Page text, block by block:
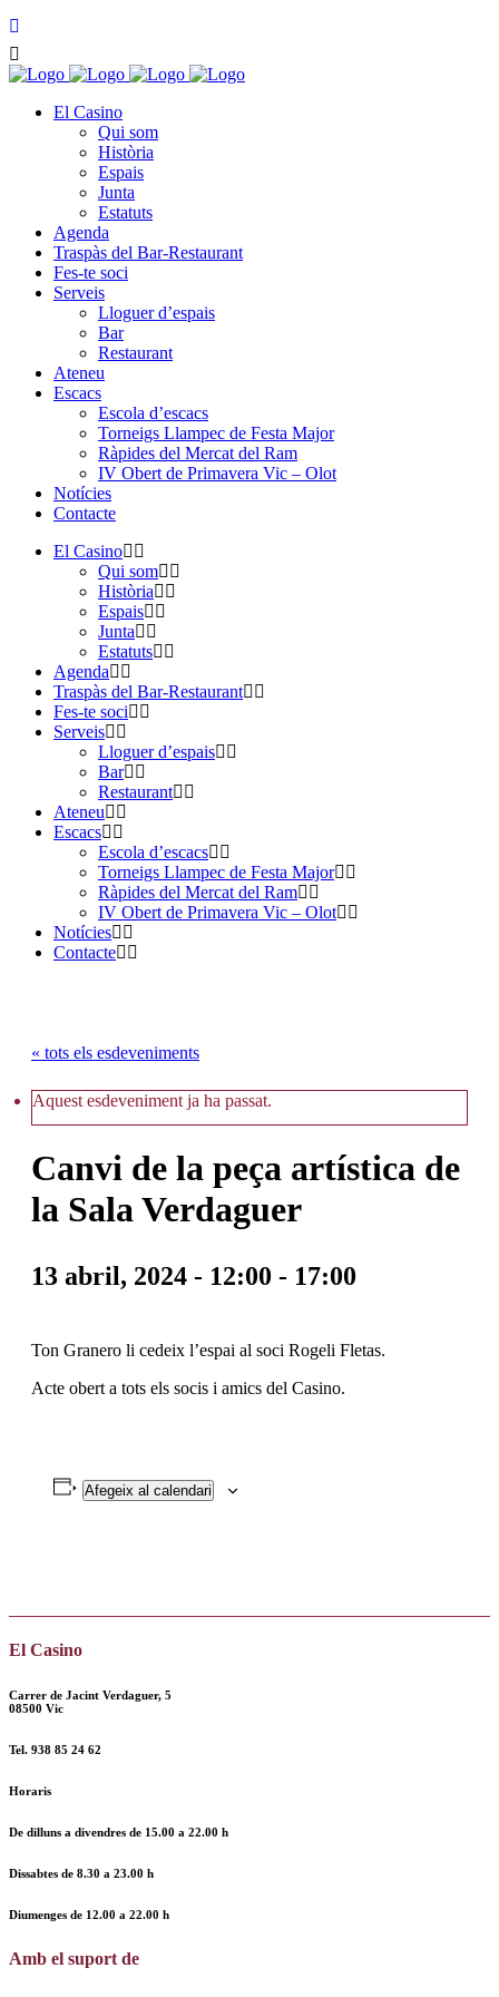
El Casino
Qui som
Història
Espais
Junta
Estatuts
Agenda
Traspàs del Bar-Restaurant
Fes-te soci
Serveis
Lloguer d’espais
Bar
Restaurant
Ateneu
Escacs
Escola d’escacs
Torneigs Llampec de Festa Major
Ràpides del Mercat del Ram
IV Obert de Primavera Vic – Olot
Notícies
Contacte
El Casino
Qui som
Història
Espais
Junta
Estatuts
Agenda
Traspàs del Bar-Restaurant
Fes-te soci
Serveis
Lloguer d’espais
Bar
Restaurant
Ateneu
Escacs
Escola d’escacs
Torneigs Llampec de Festa Major
Ràpides del Mercat del Ram
IV Obert de Primavera Vic – Olot
Notícies
Contacte
« tots els esdeveniments
Aquest esdeveniment ja ha passat.
Canvi de la peça artística de
la Sala Verdaguer
13 abril, 2024 - 12:00 - 17:00
Ton Granero li cedeix l’espai al soci Rogeli Fletas.
Acte obert a tots els socis i amics del Casino.
Afegeix al calendari
El Casino
Carrer de Jacint Verdaguer, 5
08500 Vic
Tel. 938 85 24 62
Horaris
De dilluns a divendres de 15.00 a 22.00 h
Dissabtes de 8.30 a 23.00 h
Diumenges de 12.00 a 22.00 h
Amb el suport de